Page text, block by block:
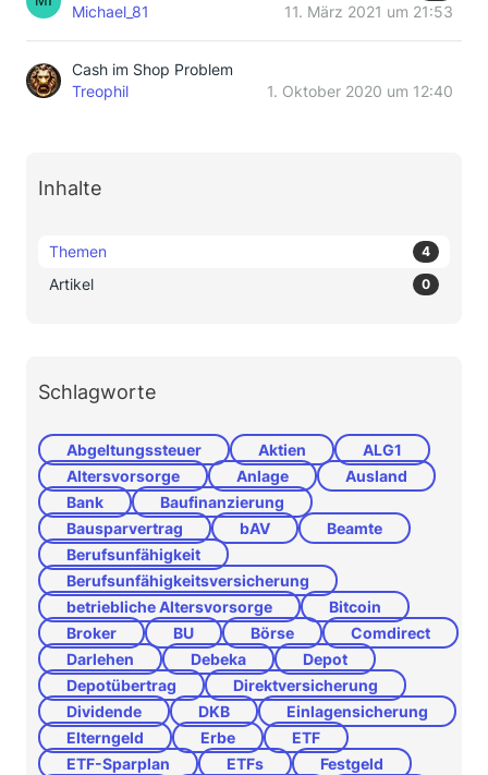
Michael_81 11. März 2021 um 21:53
Cash im Shop Problem
Treophil
1. Oktober 2020 um 12:40
Inhalte
Themen 4
Artikel 0
Schlagworte
Abgeltungssteuer Aktien
ALG1
Altersvorsorge
Anlage
Ausland
Bank
Baufinanzierung
Bausparvertrag
bAV
Beamte
Berufsunfähigkeit
Berufsunfähigkeitsversicherung
betriebliche Altersvorsorge
Bitcoin
Broker
BU Börse
Comdirect
Darlehen
Debeka
Depot
Depotübertrag
Direktversicherung
Dividende
DKB
Einlagensicherung
Elterngeld
Erbe
ETF
ETF-Sparplan
ETFs
Festgeld